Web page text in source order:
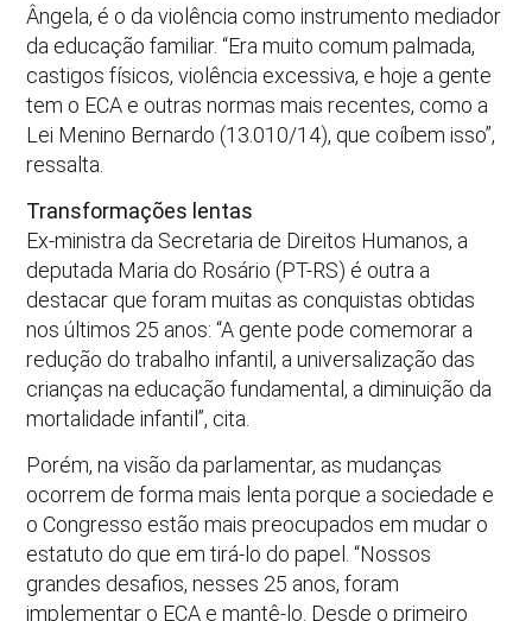
Ângela, é o da violência como instrumento mediador
da educação familiar. “Era muito comum palmada,
castigos físicos, violência excessiva, e hoje a gente
tem o ECA e outras normas mais recentes, como a
Lei Menino Bernardo (13.010/14), que coíbem isso”,
ressalta.
Transformações lentas
Ex-ministra da Secretaria de Direitos Humanos, a
deputada Maria do Rosário (PT-RS) é outra a
destacar que foram muitas as conquistas obtidas
nos últimos 25 anos: “A gente pode comemorar a
redução do trabalho infantil, a universalização das
crianças na educação fundamental, a diminuição da
mortalidade infantil”, cita.
Porém, na visão da parlamentar, as mudanças
ocorrem de forma mais lenta porque a sociedade e
o Congresso estão mais preocupados em mudar o
estatuto do que em tirá-lo do papel. “Nossos
grandes desafios, nesses 25 anos, foram
implementar o ECA e mantê-lo. Desde o primeiro